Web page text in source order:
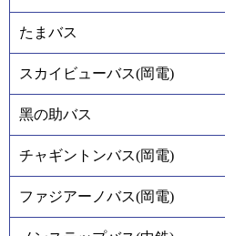
たまバス
スカイビューバス(岡電)
黑の助バス
チャギントンバス(岡電)
ファジアーノバス(岡電)